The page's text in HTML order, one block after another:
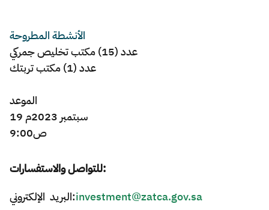
الأنشطة المطروحة
عدد (1) مكتب تربتك
الموعد
9:00ص
للتواصل والاستفسارات:
البريد الإلكتروني:investment@zatca.gov.sa